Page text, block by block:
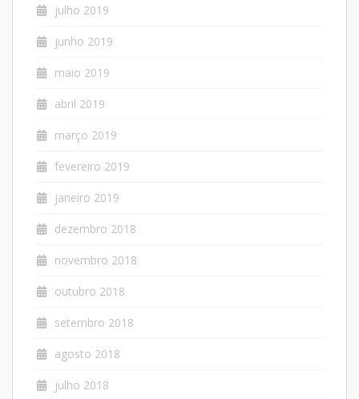
julho 2019
junho 2019
maio 2019
abril 2019
março 2019
fevereiro 2019
janeiro 2019
dezembro 2018
novembro 2018
outubro 2018
setembro 2018
agosto 2018
julho 2018